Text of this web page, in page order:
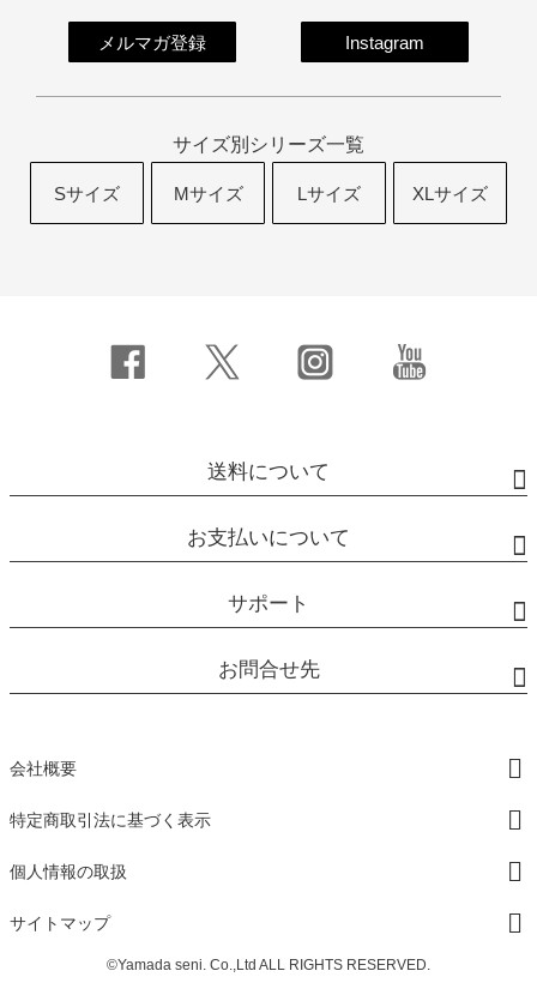
メルマガ登録 Instagram
サイズ別シリーズ一覧
Sサイズ Mサイズ Lサイズ XLサイズ
送料について
お支払いについて
サポート
お問合せ先
会社概要
特定商取引法に基づく表示
個人情報の取扱
サイトマップ
©Yamada seni. Co.,Ltd ALL RIGHTS RESERVED.